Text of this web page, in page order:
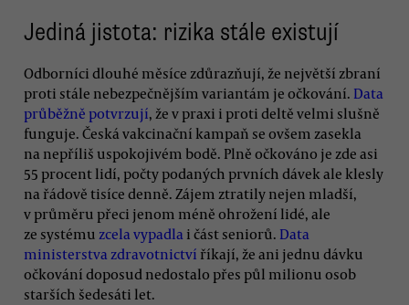
Jediná jistota: rizika stále existují
Odborníci dlouhé měsíce zdůrazňují, že největší zbraní
proti stále nebezpečnějším variantám je očkování. Data
průběžně potvrzují, že v praxi i proti deltě velmi slušně
funguje. Česká vakcinační kampaň se ovšem zasekla
na nepříliš uspokojivém bodě. Plně očkováno je zde asi
55 procent lidí, počty podaných prvních dávek ale klesly
na řádově tisíce denně. Zájem ztratily nejen mladší,
v průměru přeci jenom méně ohrožení lidé, ale
ze systému zcela vypadla i část seniorů. Data
ministerstva zdravotnictví říkají, že ani jednu dávku
očkování doposud nedostalo přes půl milionu osob
starších šedesáti let.